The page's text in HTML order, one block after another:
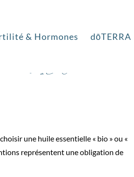
& Hormones dōTERRA
ISO ou 100%
une huile essentielle « bio » ou «
représentent une obligation de